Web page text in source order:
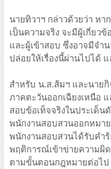
นายทิวาฯ กล่าวด้วยว่า หา
เป็นความจริง จะมีผู้เกี่ยวข้
และผู้เข้าสอบ ซึ่งอาจมีจำ
ปล่อยให้เรื่องนี้ผ่านไปได้
สำหรับ น.ส.ส้มฯ และนาย
ภาคตะวันออกเฉียงเหนือ
สอบข้อเท็จจริงในประเด็น
พนักงานสอบสวนออกหมา
พนักงานสอบสวนได้รับคำ
พฤติการณ์เข้าข่ายความผิ
ตามขั้นตอนกฎหมายต่อไป